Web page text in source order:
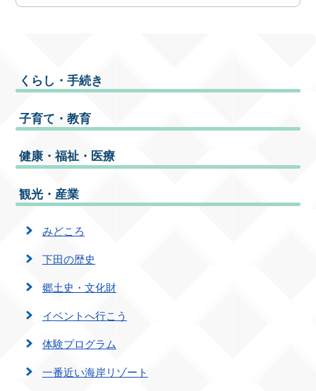
くらし・手続き
子育て・教育
健康・福祉・医療
観光・産業
みどころ
下田の歴史
郷土史・文化財
イベントへ行こう
体験プログラム
一番近い海岸リゾート